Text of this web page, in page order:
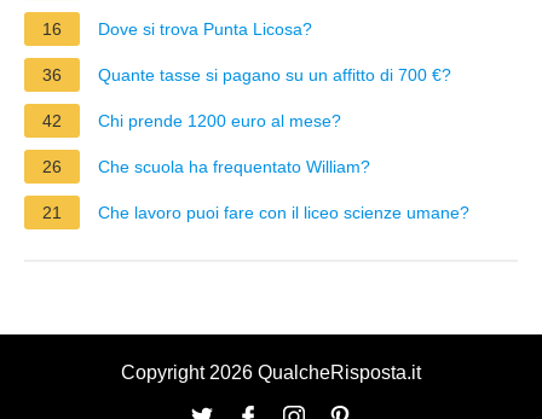
16 Dove si trova Punta Licosa?
36 Quante tasse si pagano su un affitto di 700 €?
42 Chi prende 1200 euro al mese?
26 Che scuola ha frequentato William?
21 Che lavoro puoi fare con il liceo scienze umane?
Copyright 2026 QualcheRisposta.it